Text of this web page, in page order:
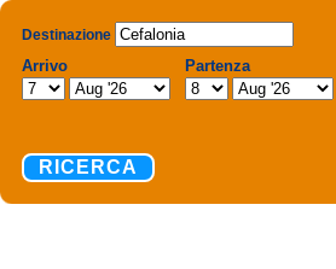
Destinazione
Arrivo Partenza
RICERCA